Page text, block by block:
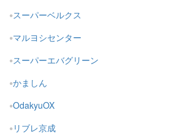
スーパーベルクス
マルヨシセンター
スーパーエバグリーン
かましん
OdakyuOX
リブレ京成